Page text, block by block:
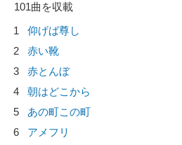
101曲を収載
1
仰げば尊し
2
赤い靴
3
赤とんぼ
4
朝はどこから
5
あの町この町
6
アメフリ